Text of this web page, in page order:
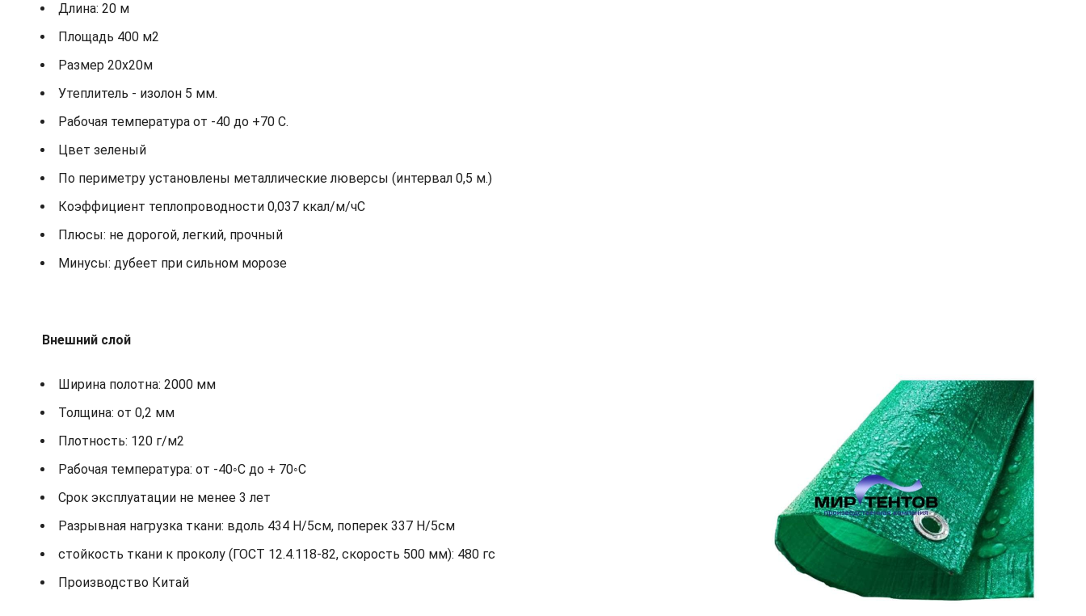
Длина: 20 м
Площадь 400 м2
Размер 20х20м
Утеплитель - изолон 5 мм.
Рабочая температура от -40 до +70 С.
Цвет зеленый
По периметру установлены металлические люверсы (интервал 0,5 м.)
Коэффициент теплопроводности 0,037 ккал/м/чС
Плюсы: не дорогой, легкий, прочный
Минусы: дубеет при сильном морозе
Внешний слой
Ширина полотна: 2000 мм
Толщина: от 0,2 мм
Плотность: 120 г/м2
Рабочая температура: от -40◦С до + 70◦С
Срок эксплуатации не менее 3 лет
Разрывная нагрузка ткани: вдоль 434 Н/5см, поперек 337 Н/5см
стойкость ткани к проколу (ГОСТ 12.4.118-82, скорость 500 мм): 480 гс
Производство Китай